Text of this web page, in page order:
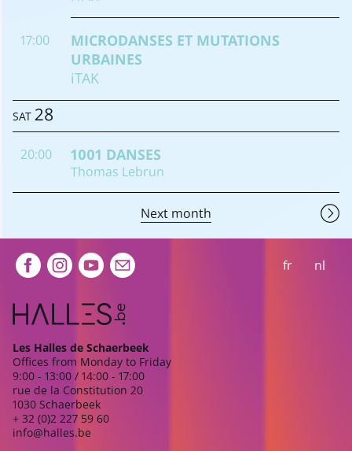
17:00
MICRODANSES ET MUTATIONS
URBAINES
iTAK
SAT 28
20:00 1001 DANSES
Thomas Lebrun
Next month
Extra navigation fr nl
Les Halles de Schaerbeek
Offices from Monday to Friday
9:00 - 13:00 / 14:00 - 17:00
rue de la Constitution 20
1030 Schaerbeek
+ 32 (0)2 227 59 60
info@halles.be